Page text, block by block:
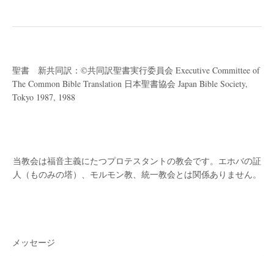
聖書 新共同訳：©共同訳聖書実行委員会 Executive Committee of
The Common Bible Translation 日本聖書協会 Japan Bible Society,
Tokyo 1987, 1988
当教会は福音主義にたつプロテスタントの教会です。 エホバの証
人（ものみの塔）、モルモン教、統一教会とは関係ありません。
メッセージ